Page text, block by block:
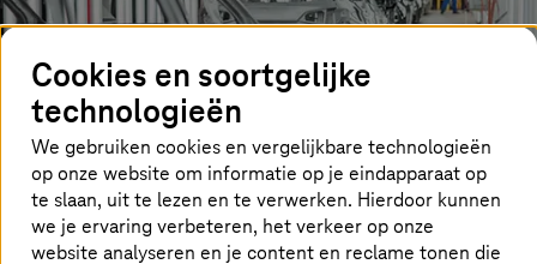
De autosector staat op een keerpunt door veranderingen
in consumentengedrag, duurzaamheid en alternatieve
Cookies en soortgelijke
technologieën
We gebruiken cookies en vergelijkbare technologieën
op onze website om informatie op je eindapparaat op
te slaan, uit te lezen en te verwerken. Hierdoor kunnen
we je ervaring verbeteren, het verkeer op onze
website analyseren en je content en reclame tonen die